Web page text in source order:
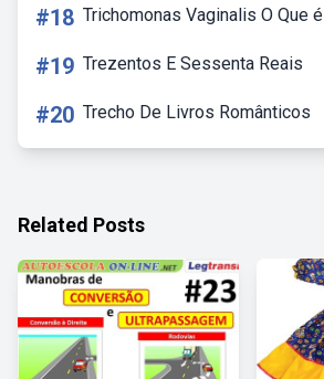
#18 Trichomonas Vaginalis O Que é
#19 Trezentos E Sessenta Reais
#20 Trecho De Livros Românticos
Related Posts